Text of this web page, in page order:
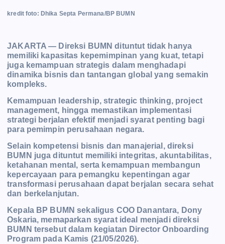
kredit foto: Dhika Septa Permana/BP BUMN
JAKARTA — Direksi BUMN dituntut tidak hanya
memiliki kapasitas kepemimpinan yang kuat, tetapi
juga kemampuan strategis dalam menghadapi
dinamika bisnis dan tantangan global yang semakin
kompleks.
Kemampuan leadership, strategic thinking, project
management, hingga memastikan implementasi
strategi berjalan efektif menjadi syarat penting bagi
para pemimpin perusahaan negara.
Selain kompetensi bisnis dan manajerial, direksi
BUMN juga dituntut memiliki integritas, akuntabilitas,
ketahanan mental, serta kemampuan membangun
kepercayaan para pemangku kepentingan agar
transformasi perusahaan dapat berjalan secara sehat
dan berkelanjutan.
Kepala BP BUMN sekaligus COO Danantara, Dony
Oskaria, memaparkan syarat ideal menjadi direksi
BUMN tersebut dalam kegiatan Director Onboarding
Program pada Kamis (21/05/2026).